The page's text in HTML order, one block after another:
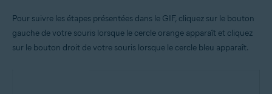
Pour suivre les étapes présentées dans le GIF, cliquez sur le bouton
gauche de votre souris lorsque le cercle orange apparaît et cliquez
sur le bouton droit de votre souris lorsque le cercle bleu apparaît.